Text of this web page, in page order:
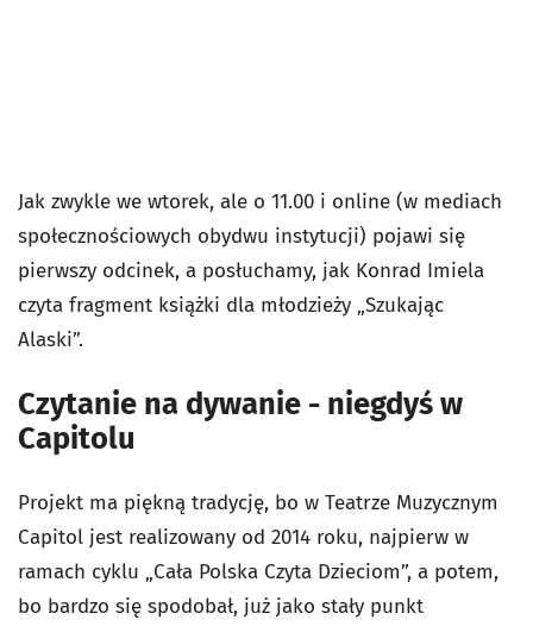
Jak zwykle we wtorek, ale o 11.00 i online (w mediach
społecznościowych obydwu instytucji) pojawi się
pierwszy odcinek, a posłuchamy, jak Konrad Imiela
czyta fragment książki dla młodzieży „Szukając
Alaski”.
Czytanie na dywanie - niegdyś w
Capitolu
Projekt ma piękną tradycję, bo w Teatrze Muzycznym
Capitol jest realizowany od 2014 roku, najpierw w
ramach cyklu „Cała Polska Czyta Dzieciom”, a potem,
bo bardzo się spodobał, już jako stały punkt